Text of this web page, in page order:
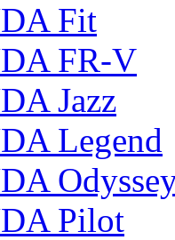
Fit
FR-V
Jazz
Legend
Pilot